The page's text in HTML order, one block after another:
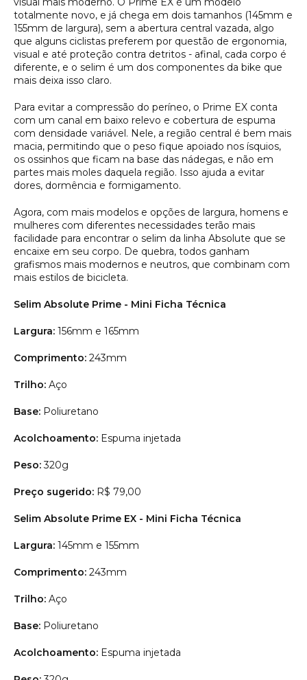
totalmente novo, e já chega em dois tamanhos (145mm e
155mm de largura), sem a abertura central vazada, algo
que alguns ciclistas preferem por questão de ergonomia,
visual e até proteção contra detritos - afinal, cada corpo é
diferente, e o selim é um dos componentes da bike que
mais deixa isso claro.
Para evitar a compressão do períneo, o Prime EX conta
com um canal em baixo relevo e cobertura de espuma
com densidade variável. Nele, a região central é bem mais
macia, permitindo que o peso fique apoiado nos ísquios,
os ossinhos que ficam na base das nádegas, e não em
partes mais moles daquela região. Isso ajuda a evitar
dores, dormência e formigamento.
Agora, com mais modelos e opções de largura, homens e
mulheres com diferentes necessidades terão mais
facilidade para encontrar o selim da linha Absolute que se
encaixe em seu corpo. De quebra, todos ganham
grafismos mais modernos e neutros, que combinam com
mais estilos de bicicleta.
Selim Absolute Prime - Mini Ficha Técnica
Largura: 156mm e 165mm
Comprimento: 243mm
Trilho: Aço
Base: Poliuretano
Acolchoamento: Espuma injetada
Peso:320g
Preço sugerido: R$ 79,00
Selim Absolute Prime EX - Mini Ficha Técnica
Largura: 145mm e 155mm
Comprimento: 243mm
Trilho: Aço
Base: Poliuretano
Acolchoamento: Espuma injetada